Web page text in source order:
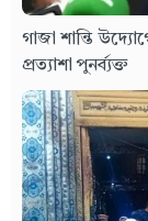
গাজা শান্তি
প্রত্যাশা পুনর্ব্যক্ত